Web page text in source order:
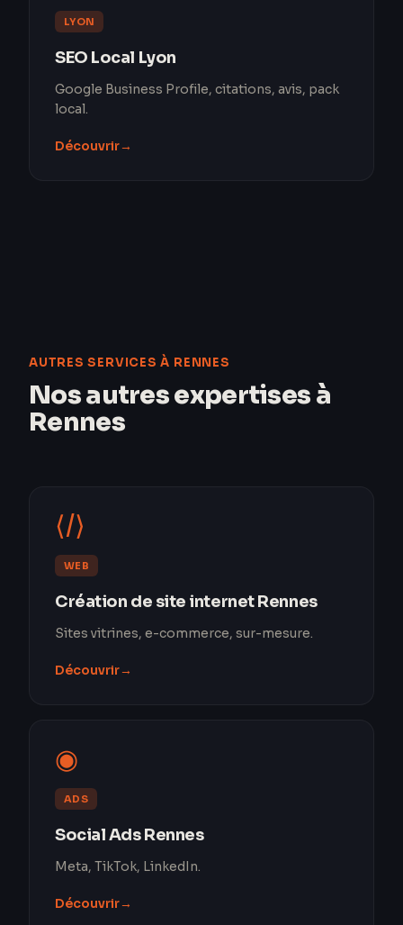
LYON
SEO Local Lyon
Google Business Profile, citations, avis, pack
local.
Découvrir→
AUTRES SERVICES À RENNES
Nos autres expertises à
Rennes
⟨/⟩
WEB
Création de site internet Rennes
Sites vitrines, e-commerce, sur-mesure.
Découvrir→
◉
ADS
Social Ads Rennes
Meta, TikTok, LinkedIn.
Découvrir→